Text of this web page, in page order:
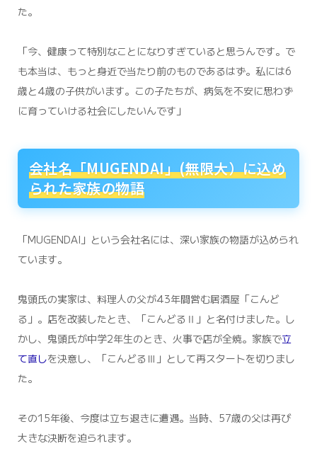
た。
「今、健康って特別なことになりすぎていると思うんです。で
も本当は、もっと身近で当たり前のものであるはず。私には6
歳と4歳の子供がいます。この子たちが、病気を不安に思わず
に育っていける社会にしたいんです」
会社名「MUGENDAI」(無限大）に込め
られた家族の物語
「MUGENDAI」という会社名には、深い家族の物語が込められ
ています。
鬼頭氏の実家は、料理人の父が43年間営む居酒屋「こんど
る」。店を改装したとき、「こんどるⅡ」と名付けました。し
かし、鬼頭氏が中学2年生のとき、火事で店が全焼。家族で立
て直しを決意し、「こんどるⅢ」として再スタートを切りまし
た。
その15年後、今度は立ち退きに遭遇。当時、57歳の父は再び
大きな決断を迫られます。